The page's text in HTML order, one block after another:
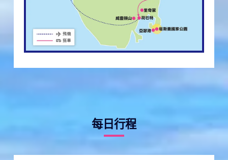
每日行程